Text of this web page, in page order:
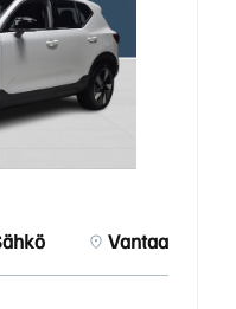
Vantaa